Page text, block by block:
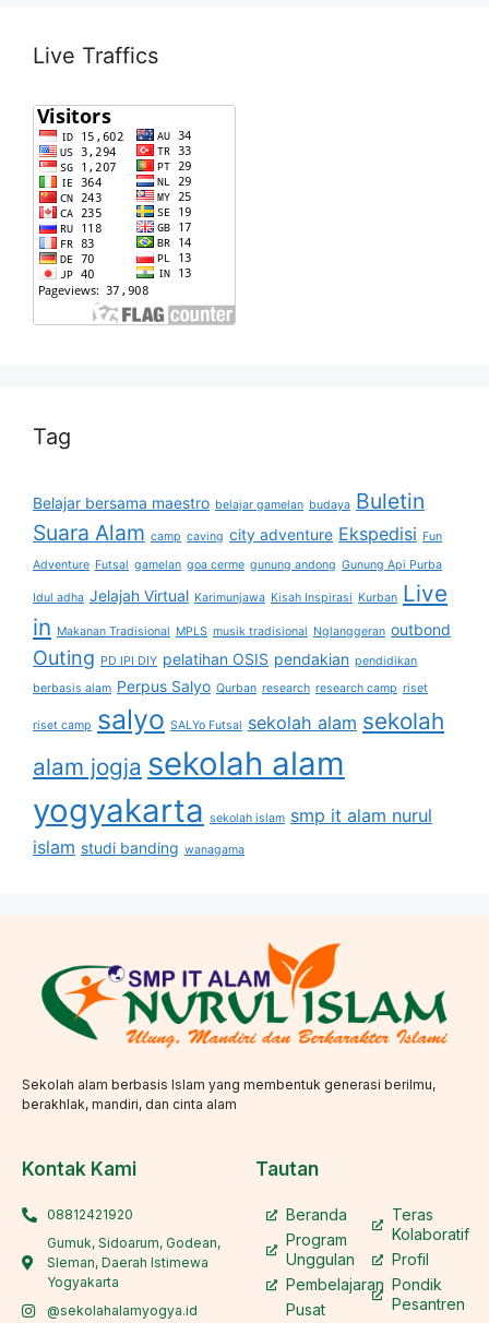
Live Traffics
Tag
Belajar bersama maestro belajar gamelan budaya Buletin
Suara Alam camp caving city adventure Ekspedisi Fun
Adventure Futsal gamelan goa cerme gunung andong Gunung Api Purba
Idul adha Jelajah Virtual Karimunjawa Kisah Inspirasi Kurban Live
in Makanan Tradisional MPLS musik tradisional Nglanggeran outbond
Outing PD IPI DIY pelatihan OSIS pendakian pendidikan
berbasis alam Perpus Salyo Qurban research research camp riset
riset camp salyo SALYo Futsal sekolah alam sekolah
alam jogja sekolah alam
yogyakarta sekolah islam smp it alam nurul
islam studi banding wanagama
Sekolah alam berbasis Islam yang membentuk generasi berilmu,
berakhlak, mandiri, dan cinta alam
Kontak Kami
08812421920
Gumuk, Sidoarum, Godean,
Sleman, Daerah Istimewa
Yogyakarta
@sekolahalamyogya.id
Tautan
Beranda
Program
Unggulan
Pembelajaran
Pusat
Teras
Kolaboratif
Profil
Pondik
Pesantren